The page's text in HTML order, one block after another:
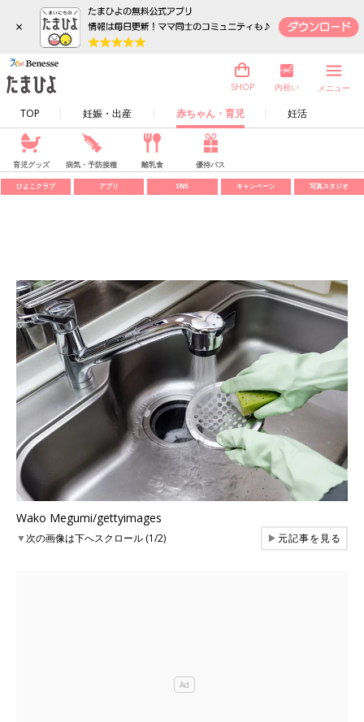
×
TOP 妊娠・出産 赤ちゃん・育児 妊活
SHOP 内祝い メニュー
育児グッズ 病気・予防接種 離乳食 優待パス
ひよこクラブ アプリ SNS キャンペーン 写真スタジオ
Wako Megumi/gettyimages
▼次の画像は下へスクロール (1/2) ▶元記事を見る